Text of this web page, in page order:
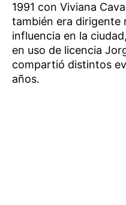
1991 con Viviana
también era dirigente
influencia en la
en uso de licencia
compartió distintos
años.